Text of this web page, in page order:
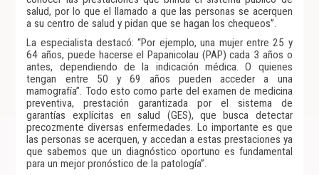
salud, por lo que el llamado a que las personas se acerquen
a su centro de salud y pidan que se hagan los chequeos”.
La especialista destacó: “Por ejemplo, una mujer entre 25 y
64 años, puede hacerse el Papanicolau (PAP) cada 3 años o
antes, dependiendo de la indicación médica. O quienes
tengan entre 50 y 69 años pueden acceder a una
mamografía”. Todo esto como parte del examen de medicina
preventiva, prestación garantizada por el sistema de
garantías explícitas en salud (GES), que busca detectar
precozmente diversas enfermedades. Lo importante es que
las personas se acerquen, y accedan a estas prestaciones ya
que sabemos que un diagnóstico oportuno es fundamental
para un mejor pronóstico de la patología”.